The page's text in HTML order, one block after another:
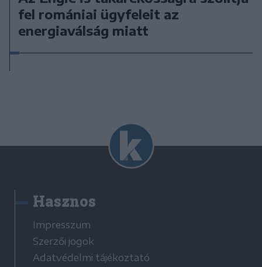
fel romániai ügyfeleit az
energiaválság miatt
Hasznos
Impresszum
Szerzői jogok
Adatvédelmi tájékoztató